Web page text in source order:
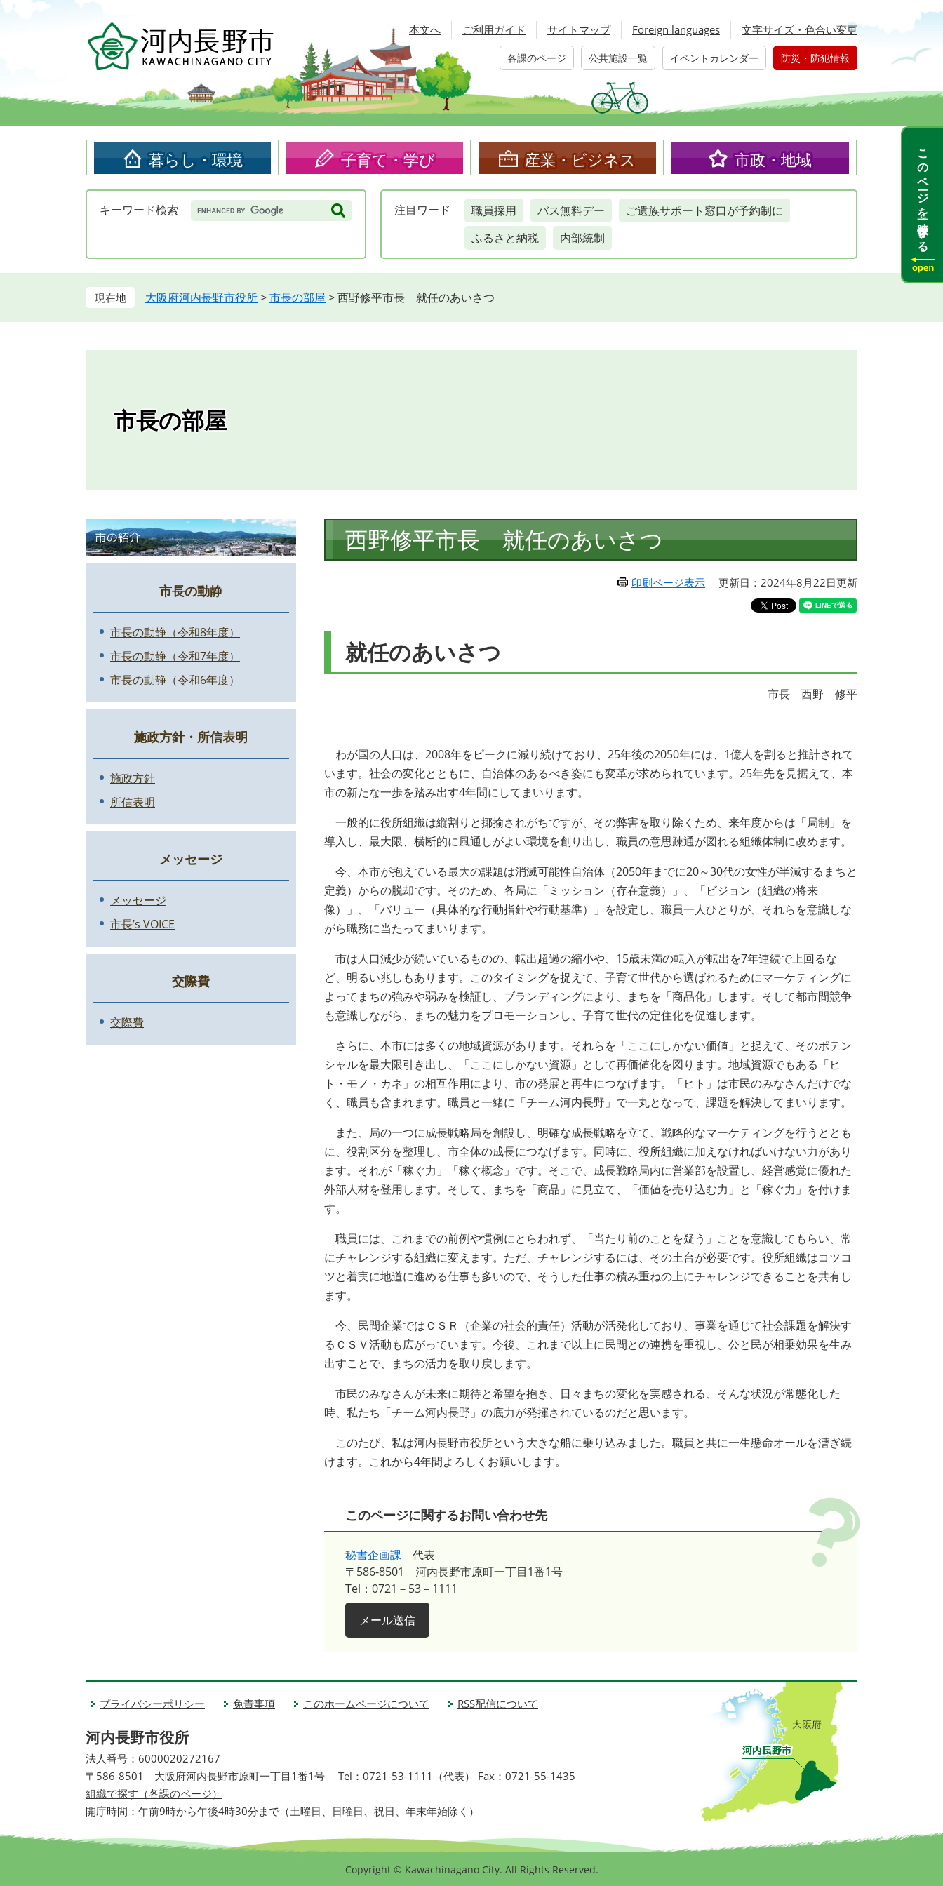
頭
す。
飛
し
本文へ ご利用ガイド サイトマップ Foreign languages 文字サイズ・色合い変更
各課のページ 公共施設一覧 イベントカレンダー 防災・防犯情報
暮らし・環境 子育て・学び 産業・ビジネス 市政・地域
キーワード検索 Google
カ
検
注目 ワード 職員採用 バス無料デー
ご遺族サポート窓口が予約制に
ふるさと納税
内部統制
大阪府河内長野市役所>市長の部屋 >西野修平市長 就任のあいさつ
市長の部屋
文
西野修平市長 就任のあいさつ
印刷ページ表示 更新日：2024年8月22日更新
就任のあいさつ
市長 西野 修平
わが国の人口は、2008年をピークに減り続けており、25年後の2050年には、1億人を割ると推計されて
います。社会の変化とともに、自治体のあるべき姿にも変革が求められています。25年先を見据えて、本
市の新たな一歩を踏み出す4年間にしてまいります。
一般的に役所組織は縦割りと揶揄されがちですが、その弊害を取り除くため、来年度からは「局制」を
導入し、最大限、横断的に風通しがよい環境を創り出し、職員の意思疎通が図れる組織体制に改めます。
今、本市が抱えている最大の課題は消滅可能性自治体（2050年までに20～30代の女性が半減するまちと
定義）からの脱却です。そのため、各局に「ミッション（存在意義）」、「ビジョン（組織の将来
像）」、「バリュー（具体的な行動指針や行動基準）」を設定し、職員一人ひとりが、それらを意識しな
がら職務に当たってまいります。
市は人口減少が続いているものの、転出超過の縮小や、15歳未満の転入が転出を7年連続で上回るな
ど、明るい兆しもあります。このタイミングを捉えて、子育て世代から選ばれるためにマーケティングに
よってまちの強みや弱みを検証し、ブランディングにより、まちを「商品化」します。そして都市間競争
も意識しながら、まちの魅力をプロモーションし、子育て世代の定住化を促進します。
さらに、本市には多くの地域資源があります。それらを「ここにしかない価値」と捉えて、そのポテン
シャルを最大限引き出し、「ここにしかない資源」として再価値化を図ります。地域資源でもある「ヒ
ト・モノ・カネ」の相互作用により、市の発展と再生につなげます。「ヒト」は市民のみなさんだけでな
く、職員も含まれます。職員と一緒に「チーム河内長野」で一丸となって、課題を解決してまいります。
また、局の一つに成長戦略局を創設し、明確な成長戦略を立て、戦略的なマーケティングを行うととも
に、役割区分を整理し、市全体の成長につなげます。同時に、役所組織に加えなければいけない力があり
ます。それが「稼ぐ力」「稼ぐ概念」です。そこで、成長戦略局内に営業部を設置し、経営感覚に優れた
外部人材を登用します。そして、まちを「商品」に見立て、「価値を売り込む力」と「稼ぐ力」を付けま
す。
職員には、これまでの前例や慣例にとらわれず、「当たり前のことを疑う」ことを意識してもらい、常
にチャレンジする組織に変えます。ただ、チャレンジするには、その土台が必要です。役所組織はコツコ
ツと着実に地道に進める仕事も多いので、そうした仕事の積み重ねの上にチャレンジできることを共有し
ます。
今、民間企業ではＣＳＲ（企業の社会的責任）活動が活発化しており、事業を通じて社会課題を解決す
るＣＳＶ活動も広がっています。今後、これまで以上に民間との連携を重視し、公と民が相乗効果を生み
出すことで、まちの活力を取り戻します。
市民のみなさんが未来に期待と希望を抱き、日々まちの変化を実感される、そんな状況が常態化した
時、私たち「チーム河内長野」の底力が発揮されているのだと思います。
このたび、私は河内長野市役所という大きな船に乗り込みました。職員と共に一生懸命オールを漕ぎ続
けます。これから4年間よろしくお願いします。
このページに関するお問い合わせ先
秘書企画課
代表
〒586-8501
河内長野市原町一丁目1番1号
Tel：0721－53－1111
メール送信
市長の動静
市長の動静（令和8年度）
市長の動静（令和7年度）
市長の動静（令和6年度）
施政方針・所信表明
施政方針
所信表明
メッセージ
メッセージ
市長’s VOICE
交際費
交際費
プライバシーポリシー 免責事項 このホームページについて RSS配信について
河内長野市役所
法人番号：6000020272167
〒586-8501 大阪府河内長野市原町一丁目1番1号
Tel：0721-53-1111（代表） Fax：0721-55-1435
組織で探す（各課のページ）
開庁時間：午前9時から午後4時30分まで（土曜日、日曜日、祝日、年末年始除く）
Copyright © Kawachinagano City. All Rights Reserved.
このページを一時保存する